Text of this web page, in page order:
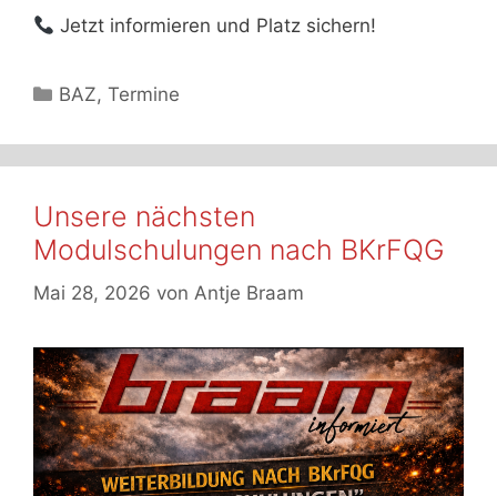
Jetzt informieren und Platz sichern!
Kategorien
BAZ,Termine
Unsere nächsten
Modulschulungen nach BKrFQG
Mai 28, 2026 von Antje Braam